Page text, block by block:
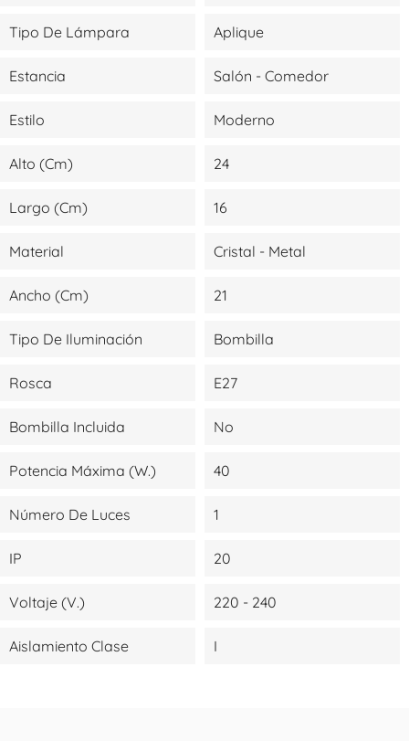
Tipo De Lámpara Aplique
Estancia Salón - Comedor
Estilo Moderno
Alto (cm) 24
Largo (cm) 16
Material Cristal - Metal
Ancho (cm) 21
Tipo De Iluminación Bombilla
Rosca E27
Bombilla Incluida No
Potencia Máxima (W.) 40
Número De Luces 1
IP 20
Voltaje (V.) 220 - 240
Aislamiento Clase I